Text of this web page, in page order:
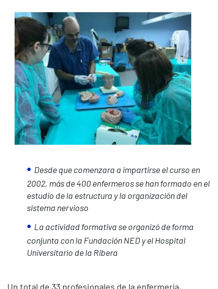
Desde que comenzara a impartirse el curso en
2002, más de 400 enfermeros se han formado en el
estudio de la estructura y la organización del
sistema nervioso
La actividad formativa se organizó de forma
conjunta con la Fundación NED y el Hospital
Universitario de la Ribera
Un total de 33 profesionales de la enfermería,